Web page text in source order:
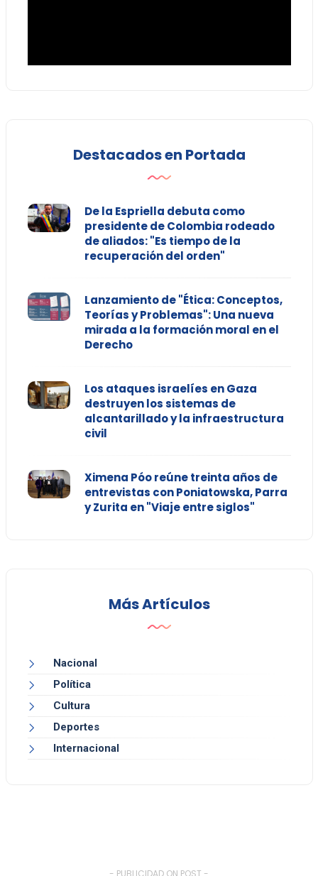
Destacados en Portada
De la Espriella debuta como
presidente de Colombia rodeado
de aliados: "Es tiempo de la
recuperación del orden"
Lanzamiento de "Ética: Conceptos,
Teorías y Problemas": Una nueva
mirada a la formación moral en el
Derecho
Los ataques israelíes en Gaza
destruyen los sistemas de
alcantarillado y la infraestructura
civil
Ximena Póo reúne treinta años de
entrevistas con Poniatowska, Parra
y Zurita en "Viaje entre siglos"
Más Artículos
Nacional
Política
Cultura
Deportes
Internacional